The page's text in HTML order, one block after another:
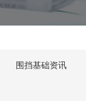
围挡基础资讯